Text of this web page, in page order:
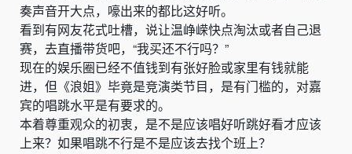
奏声音开大点，嚎出来的都比这好听。
看到有网友花式吐槽，说让温峥嵘快点淘汰或者自己退
赛，去直播带货吧，“我买还不行吗？”
现在的娱乐圈已经不值钱到有张好脸或家里有钱就能
进，但《浪姐》毕竟是竞演类节目，是有门槛的，对嘉
宾的唱跳水平是有要求的。
本着尊重观众的初衷，是不是应该唱好听跳好看才应该
上来？如果唱跳不行是不是应该去找个班上？